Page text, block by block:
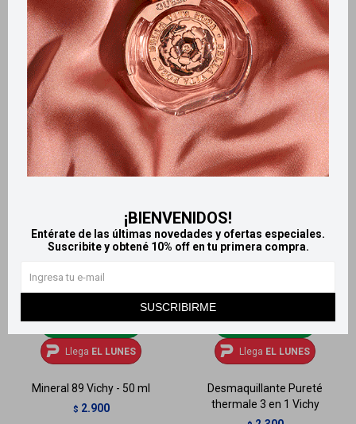
¡BIENVENIDOS!
Entérate de las últimas novedades y ofertas especiales.
Suscribite y obtené 10% off en tu primera compra.
SUSCRIBIRME
Agua Thermal La Roche
Posay - 300 ml
$ 2.450
Hyalu B5 La Roche posay -
Serum ojos 15 ml
$ 4.200
LlegaEL LUNES
Llega EL LUNES
Mineral 89 Vichy - 50 ml
$ 2.900
LlegaEL LUNES
Llega EL LUNES
Desmaquillante Pureté
thermale 3 en 1 Vichy